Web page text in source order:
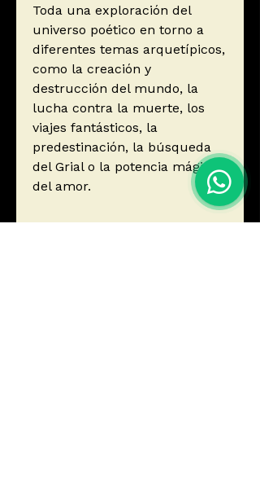
Toda una exploración del
universo poético en torno a
diferentes temas arquetípicos,
como la creación y
destrucción del mundo, la
lucha contra la muerte, los
viajes fantásticos, la
predestinación, la búsqueda
del Grial o la potencia mágica
del amor.